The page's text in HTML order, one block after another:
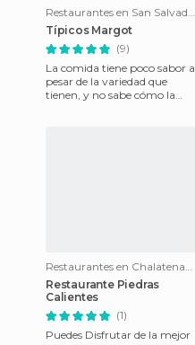
Restaurantes en San Salvador
Típicos Margot
(9)
La comida tiene poco sabor a
pesar de la variedad que
tienen, y no sabe cómo la
Restaurantes en Chalatenango
Restaurante Piedras
Calientes
(1)
Puedes Disfrutar de la mejor